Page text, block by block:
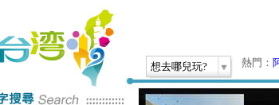
想去哪兒玩? 熱門：